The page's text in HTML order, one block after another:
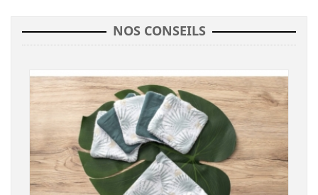
NOS CONSEILS